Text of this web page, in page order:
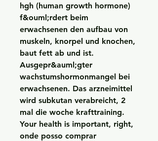
hgh (human growth hormone)
f&ouml;rdert beim
erwachsenen den aufbau von
muskeln, knorpel und knochen,
baut fett ab und ist.
Ausgepr&auml;gter
wachstumshormonmangel bei
erwachsenen. Das arzneimittel
wird subkutan verabreicht, 2
mal die woche krafttraining.
Your health is important, right,
onde posso comprar